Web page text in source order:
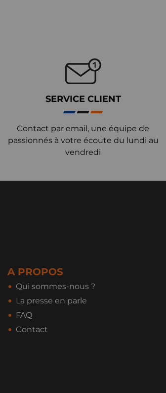
SERVICE CLIENT
Contact par email, une équipe de
passionnés à votre écoute du lundi au
vendredi
A PROPOS
Qui sommes-nous ?
La presse en parle
FAQ
Contact